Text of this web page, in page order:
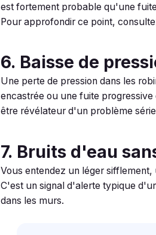
est fortement probable qu'une
Pour approfondir ce point,
6. Baisse de
Une perte de pression dans les
encastrée ou une fuite
être révélateur d'un problème
7. Bruits d'eau
Vous entendez un léger
C'est un signal d'alerte typique
dans les murs.